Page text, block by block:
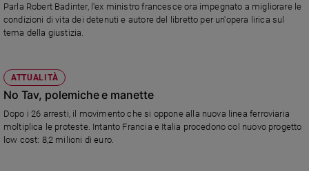
Parla Robert Badinter, l'ex ministro francesce ora impegnato a migliorare le
condizioni di vita dei detenuti e autore del libretto per un'opera lirica sul
tema della giustizia.
ATTUALITÀ
No Tav, polemiche e manette
Dopo i 26 arresti, il movimento che si oppone alla nuova linea ferroviaria
moltiplica le proteste. Intanto Francia e Italia procedono col nuovo progetto
low cost: 8,2 milioni di euro.